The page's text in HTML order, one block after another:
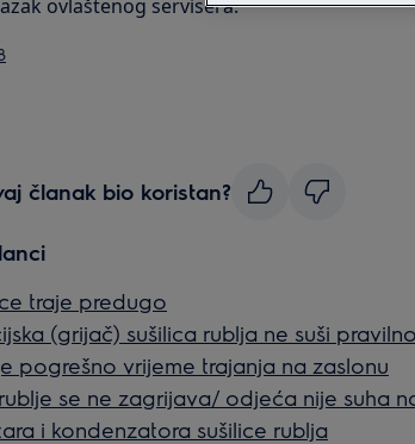
ovlaštenog servisera.
članak bio koristan?
traje predugo
(grijač) sušilica rublja ne suši
pogrešno vrijeme trajanja na zaslonu
se ne zagrijava/ odjeća nije suha
i kondenzatora sušilice rublja